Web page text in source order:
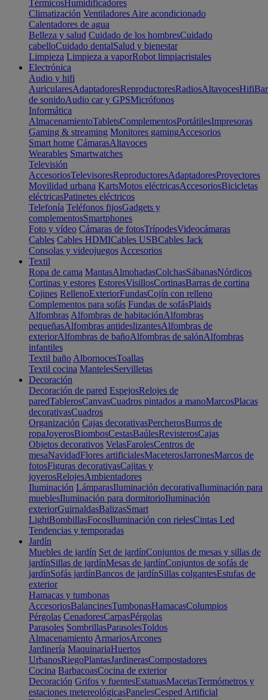
TérmicosHumidificadores
Climatización Ventiladores Aire acondicionado
Calentadores de agua
Belleza y salud Cuidado de los hombresCuidado
cabelloCuidado dentalSalud y bienestar
Limpieza Limpieza a vaporRobot limpiacristales
Electrónica
Audio y hifi
AuricularesAdaptadoresReproductoresRadiosAltavocesHifi
de sonidoAudio car y GPSMicrófonos
Informática
AlmacenamientoTabletsComplementosPortátilesImpresoras
Gaming & streaming Monitores gamingAccesorios
Smart home CámarasAltavoces
Wearables Smartwatches
Televisión
AccesoriosTelevisoresReproductoresAdaptadoresProyectores
Movilidad urbana KartsMotos eléctricasAccesoriosBicicletas
eléctricasPatinetes eléctricos
Telefonía Teléfonos fijosGadgets y
complementosSmartphones
Foto y vídeo Cámaras de fotosTrípodesVideocámaras
Cables Cables HDMICables USBCables Jack
Consolas y videojuegos Accesorios
Textil
Ropa de cama MantasAlmohadasColchasSábanasNórdicos
Cortinas y estores EstoresVisillosCortinasBarras de cortina
Cojines RellenoExteriorFundasCojín con relleno
Complementos para sofás Fundas de sofásPlaids
Alfombras Alfombras de habitaciónAlfombras
pequeñasAlfombras antideslizantesAlfombras de
exteriorAlfombras de bañoAlfombras de salónAlfombras
infantiles
Textil baño AlbornocesToallas
Textil cocina MantelesServilletas
Decoración
Decoración de pared EspejosRelojes de
paredTablerosCanvasCuadros pintados a manoMarcosPlacas
decorativasCuadros
Organización Cajas decorativasPercherosBurros de
ropaJoyerosBiombosCestasBaúlesRevisterosCajas
Objetos decorativos VelasFarolesCentros de
mesaNavidadFlores artificialesMaceterosJarronesMarcos de
fotosFiguras decorativasCajitas y
joyerosRelojesAmbientadores
Iluminación LámparasIluminación decorativaIluminación para
mueblesIluminación para dormitorioIluminación
exteriorGuirnaldasBalizasSmart
LightBombillasFocosIluminación con rielesCintas Led
Tendencias y temporadas
Jardín
Muebles de jardín Set de jardínConjuntos de mesas y sillas de
jardínSillas de jardínMesas de jardínConjuntos de sofás de
jardínSofás jardínBancos de jardínSillas colgantesEstufas de
exterior
Hamacas y tumbonas
AccesoriosBalancinesTumbonasHamacasColumpios
Pérgolas CenadoresCarpasPérgolas
Parasoles SombrillasParasolesToldos
Almacenamiento ArmariosArcones
Jardinería MaquinariaHuertos
UrbanosRiegoPlantasJardinerasCompostadores
Cocina BarbacoasCocina de exterior
Decoración Grifos y fuentesEstatuasMacetasTermómetros y
estaciones metereológicasPanelesCesped Artificial